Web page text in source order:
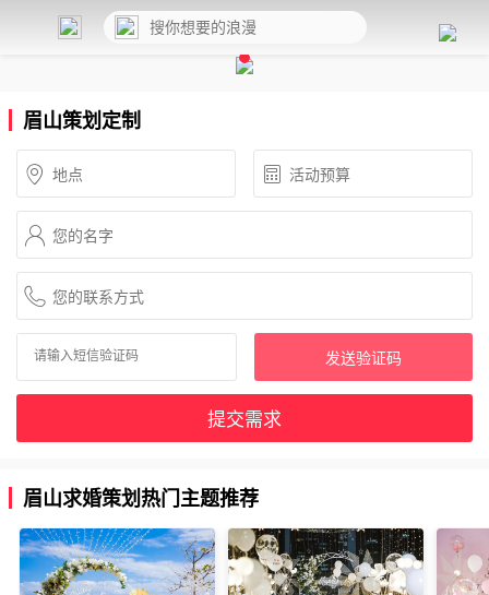
眉山策划定制
发送验证码
提交需求
眉山求婚策划热门主题推荐